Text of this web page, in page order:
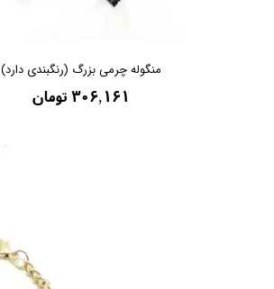
منگوله چرمی بزرگ (رنگبندی دارد)
۳۰۶,۱۶۱ تومان